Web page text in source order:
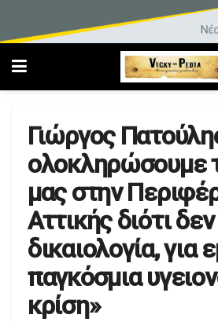
Γιώργος
ολοκληρώσουμε
μας στην
Αττικής διότι
δικαιολογία, για
παγκόσμια
κρίση»